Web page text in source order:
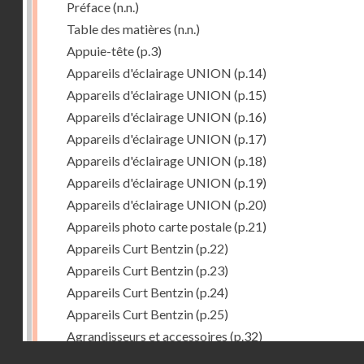
Préface(n.n.)
Table des matières (n.n.)
Appuie-tête(p.3)
Appareils d'éclairage UNION (p.14)
Appareils d'éclairage UNION (p.15)
Appareils d'éclairage UNION (p.16)
Appareils d'éclairage UNION (p.17)
Appareils d'éclairage UNION (p.18)
Appareils d'éclairage UNION (p.19)
Appareils d'éclairage UNION (p.20)
Appareils photo carte postale(p.21)
Appareils Curt Bentzin(p.22)
Appareils Curt Bentzin(p.23)
Appareils Curt Bentzin(p.24)
Appareils Curt Bentzin(p.25)
Agrandisseurs et accessoires (p.32)